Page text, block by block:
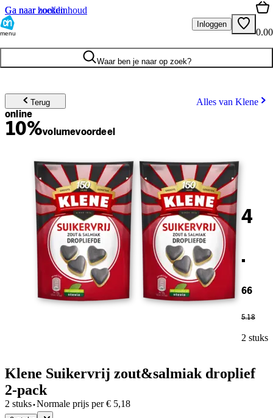
Ga naar hoofdinhoud
Ga naar zoeken
menu
Inloggen
0.00
Waar ben je naar op zoek?
Terug Alles van Klene
online
10%volumevoordeel
4
.
66
5.18
2 stuks
Klene Suikervrij zout&salmiak droplief
2-pack
2 stuks·Normale prijs per € 5,18